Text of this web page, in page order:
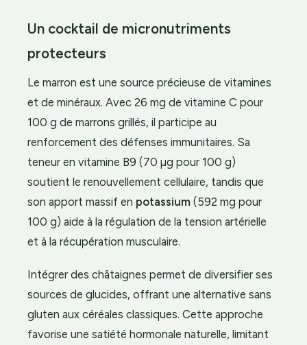
Un cocktail de micronutriments
protecteurs
Le marron est une source précieuse de vitamines
et de minéraux. Avec 26 mg de vitamine C pour
100 g de marrons grillés, il participe au
renforcement des défenses immunitaires. Sa
teneur en vitamine B9 (70 µg pour 100 g)
soutient le renouvellement cellulaire, tandis que
son apport massif en potassium (592 mg pour
100 g) aide à la régulation de la tension artérielle
et à la récupération musculaire.
Intégrer des châtaignes permet de diversifier ses
sources de glucides, offrant une alternative sans
gluten aux céréales classiques. Cette approche
favorise une satiété hormonale naturelle, limitant